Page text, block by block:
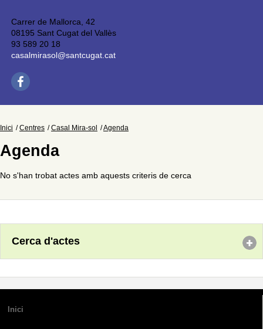
Carrer de Mallorca, 42
08195 Sant Cugat del Vallès
93 589 20 18
casalmirasol@santcugat.cat
Inici Centres Casal Mira-sol Agenda
Agenda
No s'han trobat actes amb aquests criteris de cerca
Cerca d'actes
Inici